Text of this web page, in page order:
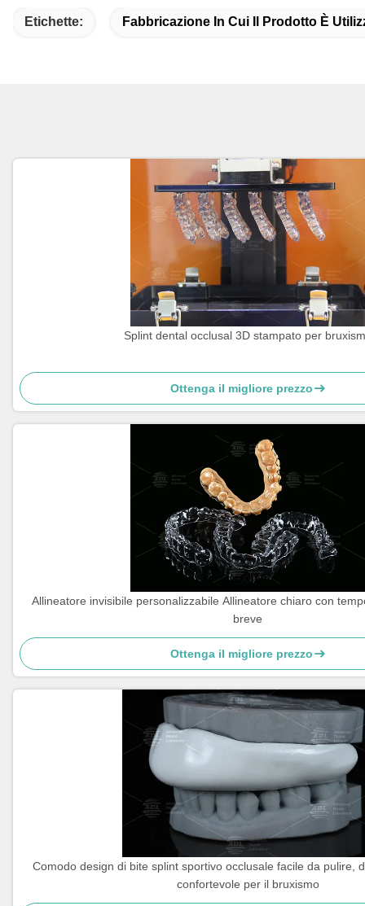
Etichette: Fabbricazione In Cui Il Prodotto È
Splint dental occlusal 3D stampato per
Ottenga il migliore prezzo
Allineatore invisibile personalizzabile Allineatore chiaro con
breve
Ottenga il migliore prezzo
Comodo design di bite splint sportivo occlusale facile da pulire,
confortevole per il bruxismo